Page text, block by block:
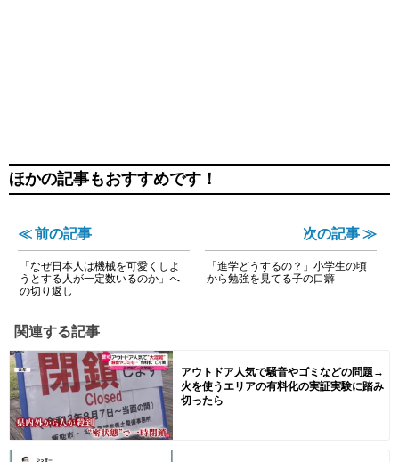
ほかの記事もおすすめです！
≪ 前の記事
「なぜ日本人は機械を可愛くしよ
うとする人が一定数いるのか」へ
の切り返し
次の記事 ≫
「進学どうするの？」小学生の頃
から勉強を見てる子の口癖
関連する記事
アウトドア人気で騒音やゴミなどの問題→
火を使うエリアの有料化の実証実験に踏み
切ったら